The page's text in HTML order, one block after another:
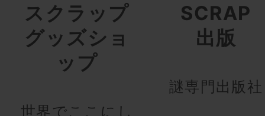
スクラップ
グッズショ
ップ
世界でここにし
SCRAP
出版
謎専門出版社